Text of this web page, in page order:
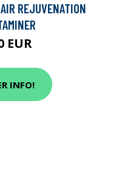
REJUVENATION
EUR
INFO!